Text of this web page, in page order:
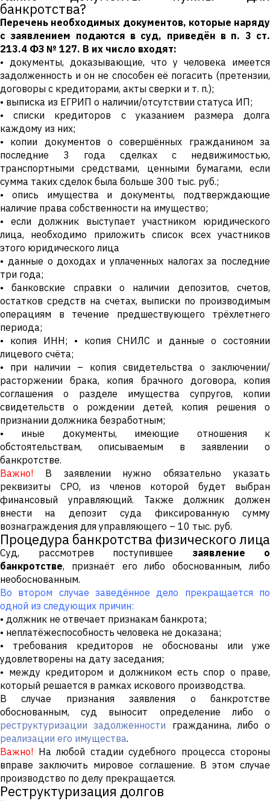
банкротства?
Перечень необходимых документов, которые наряду
с заявлением подаются в суд, приведён в п. 3 ст.
213.4 ФЗ № 127. В их число входят:
• документы, доказывающие, что у человека имеется
задолженность и он не способен её погасить (претензии,
договоры с кредиторами, акты сверки и т. п.);
• выписка из ЕГРИП о наличии/отсутствии статуса ИП;
• списки кредиторов с указанием размера долга
каждому из них;
• копии документов о совершённых гражданином за
последние 3 года сделках с недвижимостью,
транспортными средствами, ценными бумагами, если
сумма таких сделок была больше 300 тыс. руб.;
• опись имущества и документы, подтверждающие
наличие права собственности на имущество;
• если должник выступает участником юридического
лица, необходимо приложить список всех участников
этого юридического лица
• данные о доходах и уплаченных налогах за последние
три года;
• банковские справки о наличии депозитов, счетов,
остатков средств на счетах, выписки по производимым
операциям в течение предшествующего трёхлетнего
периода;
• копия ИНН; • копия СНИЛС и данные о состоянии
лицевого счёта;
• при наличии – копия свидетельства о заключении/
расторжении брака, копия брачного договора, копия
соглашения о разделе имущества супругов, копии
свидетельств о рождении детей, копия решения о
признании должника безработным;
• иные документы, имеющие отношения к
обстоятельствам, описываемым в заявлении о
банкротстве.
Важно! В заявлении нужно обязательно указать
реквизиты СРО, из членов которой будет выбран
финансовый управляющий. Также должник должен
внести на депозит суда фиксированную сумму
вознаграждения для управляющего – 10 тыс. руб.
Процедура банкротства физического лица
Суд, рассмотрев поступившее заявление о
банкротстве, признаёт его либо обоснованным, либо
необоснованным.
Во втором случае заведённое дело прекращается по
одной из следующих причин:
• должник не отвечает признакам банкрота;
• неплатёжеспособность человека не доказана;
• требования кредиторов не обоснованы или уже
удовлетворены на дату заседания;
• между кредитором и должником есть спор о праве,
который решается в рамках искового производства.
В случае признания заявления о банкротстве
обоснованным, суд выносит определение либо о
реструктуризации задолженности гражданина, либо о
реализации его имущества.
Важно! На любой стадии судебного процесса стороны
вправе заключить мировое соглашение. В этом случае
производство по делу прекращается.
Реструктуризация долгов